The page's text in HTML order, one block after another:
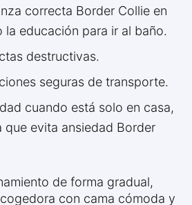
correcta Border Collie en
la educación para ir al baño.
destructivas.
seguras de transporte.
cuando está solo en casa,
que evita ansiedad Border
de forma gradual,
con cama cómoda y